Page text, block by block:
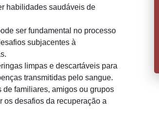
habilidades saudáveis de
ser fundamental no processo
subjacentes à
limpas e descartáveis para
transmitidas pelo sangue.
de familiares, amigos ou grupos
os desafios da recuperação a